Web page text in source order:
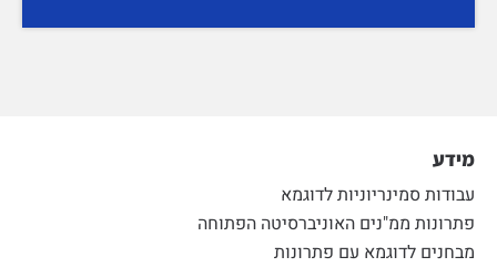
מידע
עבודות סמינריוניות לדוגמא
פתרונות ממ"נים האוניברסיטה הפתוחה
מבחנים לדוגמא עם פתרונות